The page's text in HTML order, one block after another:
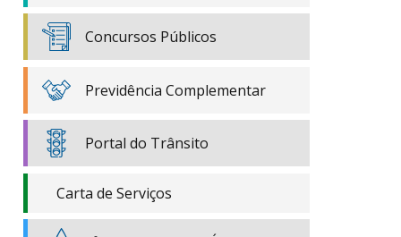
Concursos Públicos
Previdência Complementar
Portal do Trânsito
Carta de Serviços